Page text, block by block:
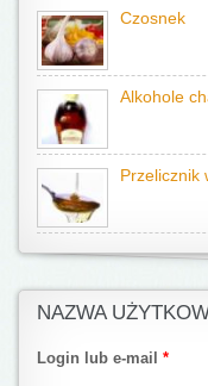
Czosnek
Alkohole
Przelicznik
NAZWA
Login lub e-mail *